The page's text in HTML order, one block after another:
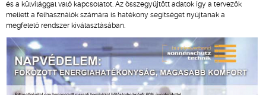
és a külvilággal való kapcsolatot. Az összegyűjtött adatok így a tervezők
mellett a felhasználók számára is hatékony segítséget nyújtanak a
megfelelő rendszer kiválasztásában.